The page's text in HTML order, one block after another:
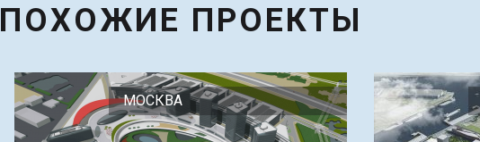
ПОХОЖИЕ ПРОЕКТЫ
МОСКВА